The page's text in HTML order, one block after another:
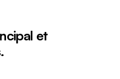
et
.